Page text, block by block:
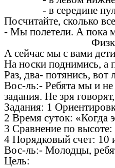
- в середине
Посчитайте, сколько
- Мы полетели. А пока
А сейчас мы с вами
На носки поднимись, а
Раз, два- потянись, вот
Вос-ль:- Ребята мы и не
задания. Не зря
Задания: 1
2 Время суток: «Когда
3 Сравнение по
4 Порядковый счет: 10
Вос-ль:- Молодцы,
Цель: